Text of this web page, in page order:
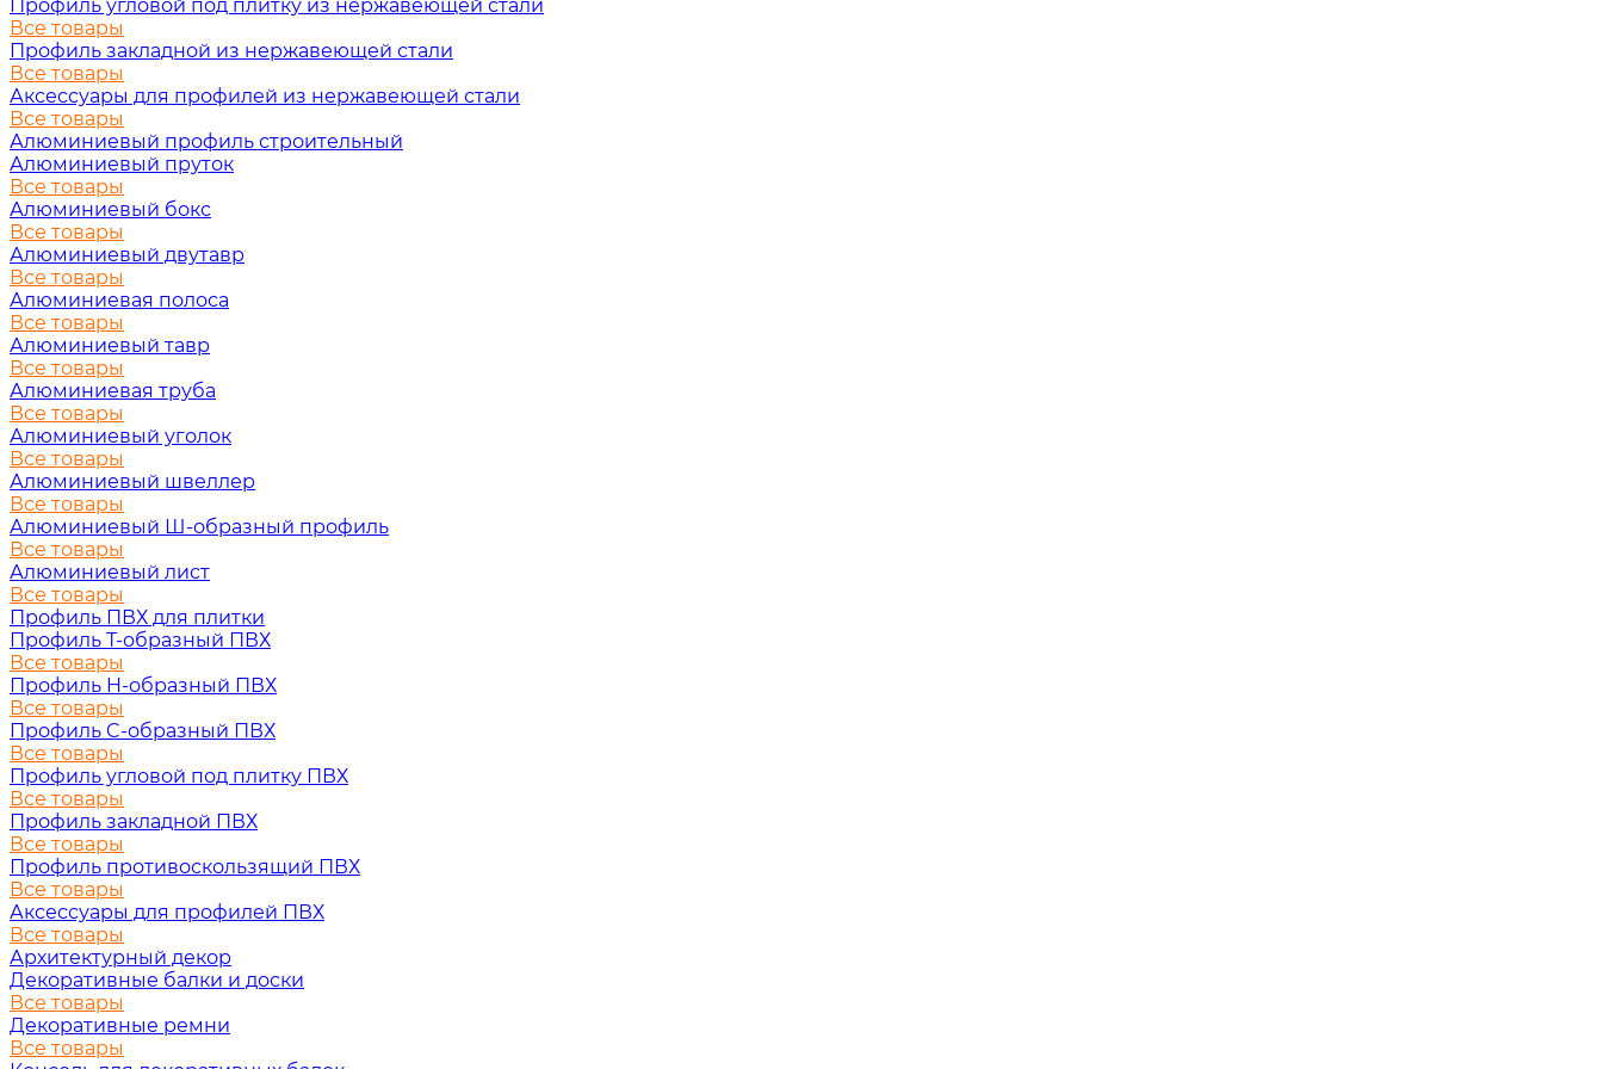
Профиль угловой под плитку из нержавеющей стали
Все товары
Профиль закладной из нержавеющей стали
Все товары
Аксессуары для профилей из нержавеющей стали
Все товары
Алюминиевый профиль строительный
Алюминиевый пруток
Все товары
Алюминиевый бокс
Все товары
Алюминиевый двутавр
Все товары
Алюминиевая полоса
Все товары
Алюминиевый тавр
Все товары
Алюминиевая труба
Все товары
Алюминиевый уголок
Все товары
Алюминиевый швеллер
Все товары
Алюминиевый Ш-образный профиль
Все товары
Алюминиевый лист
Все товары
Профиль ПВХ для плитки
Профиль Т-образный ПВХ
Все товары
Профиль H-образный ПВХ
Все товары
Профиль C-образный ПВХ
Все товары
Профиль угловой под плитку ПВХ
Все товары
Профиль закладной ПВХ
Все товары
Профиль противоскользящий ПВХ
Все товары
Аксессуары для профилей ПВХ
Все товары
Архитектурный декор
Декоративные балки и доски
Все товары
Декоративные ремни
Все товары